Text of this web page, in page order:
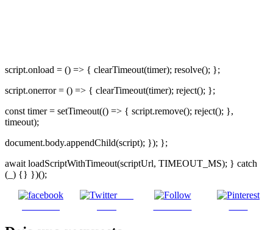
script.onload = () => { clearTimeout(timer); resolve(); };
script.onerror = () => { clearTimeout(timer); reject(); };
const timer = setTimeout(() => { script.remove(); reject(); },
timeout);
document.body.appendChild(script); }); };
await loadScriptWithTimeout(scriptUrl, TIMEOUT_MS); } catch
(_) {} })();
Post